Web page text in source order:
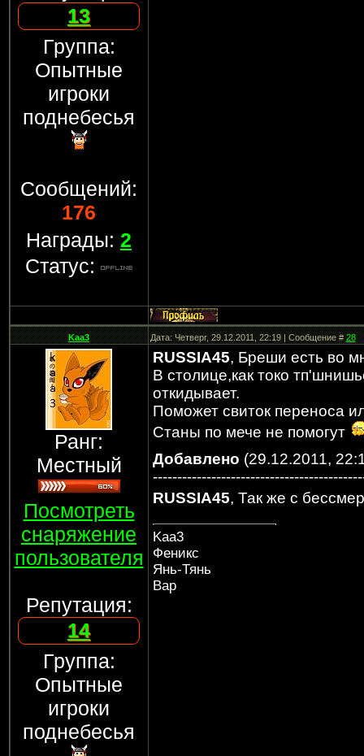
13
Группа:
Опытные
игроки
поднебесья
Сообщений:
176
Награды: 2
Статус:
Kaa3 Дата: Четверг, 29.12.2011, 22:19 | Сообщение #28
Ранг:
Местный
Посмотреть
снаряжение
пользователя
Репутация:
14
Группа:
Опытные
игроки
поднебесья
RUSSIA45, Бреши есть во
В столице,как токо
откидывает.
Поможет свиток переноса
Станы по мече не помогут
Добавлено (29.12.2011,
RUSSIA45, Так же с
Kaa3
Феникс
Янь-Тянь
Вар